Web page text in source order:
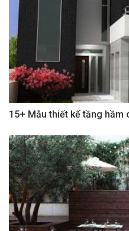
15+ Mẫu thiết kế tầng hầm